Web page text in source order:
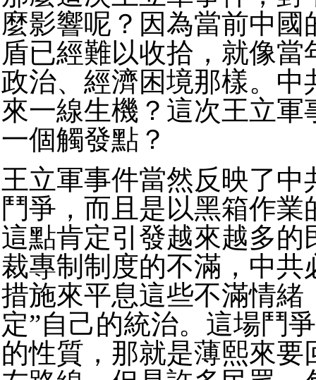
麼影響呢？因為當前中國
盾已經難以收拾，就像當
政治、經濟困境那樣。中
來一線生機？這次王立軍
一個觸發點？
王立軍事件當然反映了中
鬥爭，而且是以黑箱作業
這點肯定引發越來越多的
裁專制制度的不滿，中共
措施來平息這些不滿情緒
定”自己的統治。這場鬥
的性質，那就是薄熙來要